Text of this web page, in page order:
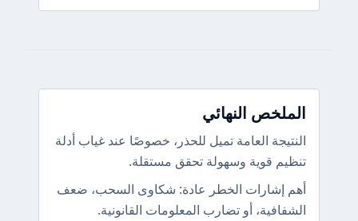
الملخص النهائي
النتيجة العامة تميل للحذر، خصوصًا عند غياب أدلة
تنظيم قوية وسهولة تحقق مستقلة.
أهم إشارات الخطر عادة: شكاوى السحب، ضعف
الشفافية، أو تضارب المعلومات القانونية.